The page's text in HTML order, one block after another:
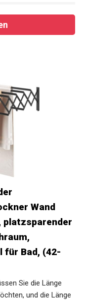
Wand
platzsparender
für Bad, (42-
Sie die Länge
und die Länge